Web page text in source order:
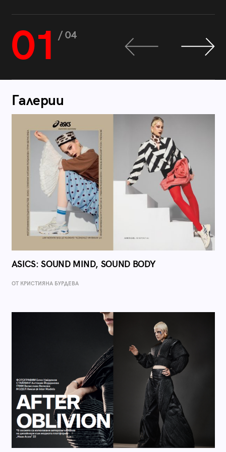
01 / 04
Галерии
ASICS: SOUND MIND, SOUND BODY
ОТ КРИСТИЯНА БУРДЕВА